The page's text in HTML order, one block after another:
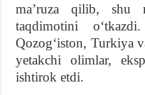
maʼruza qilib, shu
taqdimotini
Qozogʻiston, Turkiya
yetakchi olimlar,
ishtirok etdi.